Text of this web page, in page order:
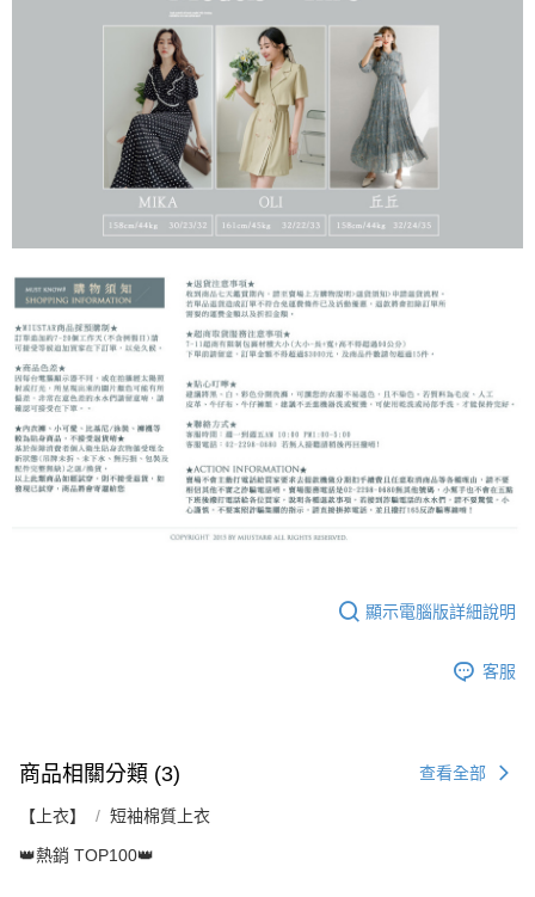
顯示電腦版詳細說明
客服
商品相關分類 (3) 查看全部
【上衣】 短袖棉質上衣
👑熱銷 TOP100👑